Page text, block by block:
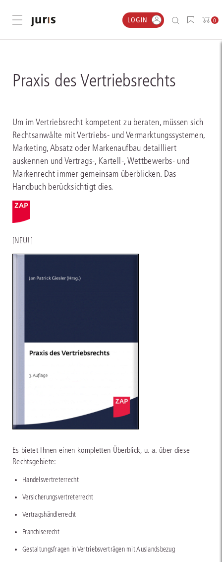
Menü öffnen LOGIN 0
Praxis des Vertriebsrechts
Um im Vertriebsrecht kompetent zu beraten, müssen sich
Rechtsanwälte mit Vertriebs- und Vermarktungssystemen,
Marketing, Absatz oder Markenaufbau detailliert
auskennen und Vertrags-, Kartell-, Wettbewerbs- und
Markenrecht immer gemeinsam überblicken. Das
Handbuch berücksichtigt dies.
[NEU!]
Es bietet Ihnen einen kompletten Überblick, u. a. über diese
Rechtsgebiete:
Handelsvertreterrecht
Versicherungsvertreterrecht
Vertragshändlerrecht
Franchiserecht
Gestaltungsfragen in Vertriebsverträgen mit Auslandsbezug